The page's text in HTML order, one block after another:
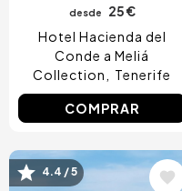
desde
25 €
Hotel Hacienda del
Conde a Meliá
Collection
Tenerife
COMPRAR
Image
4.4 / 5